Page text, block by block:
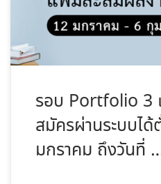
รอบ Portfolio 3
สมัครผ่านระบบไ
มกราคม ถึงวันที่